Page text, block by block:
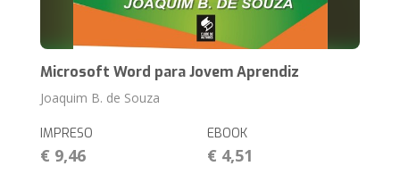
Microsoft Word para Jovem Aprendiz
Joaquim B. de Souza
IMPRESO
€ 9,46
EBOOK
€ 4,51